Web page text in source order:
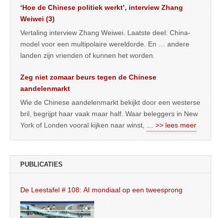
‘Hoe de Chinese politiek werkt’, interview Zhang
Weiwei (3)
Vertaling interview Zhang Weiwei. Laatste deel: China-
model voor een multipolaire wereldorde. En … andere
landen zijn vrienden of kunnen het worden.
Zeg niet zomaar beurs tegen de Chinese
aandelenmarkt
Wie de Chinese aandelenmarkt bekijkt door een westerse
bril, begrijpt haar vaak maar half. Waar beleggers in New
York of Londen vooral kijken naar winst,
… >> lees meer
PUBLICATIES
De Leestafel # 108: AI mondiaal op een tweesprong